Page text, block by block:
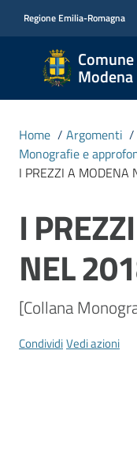
Regione Emilia-Romagna
Modena
Comune
di
Modena
CIVICA
MONET
Amministrazione
Novità
Servizi
Home / Argomenti /
Monografie e
I PREZZI A MODENA
Salta al contenuto
I
NEL
[Collana
CondividiVedi azioni